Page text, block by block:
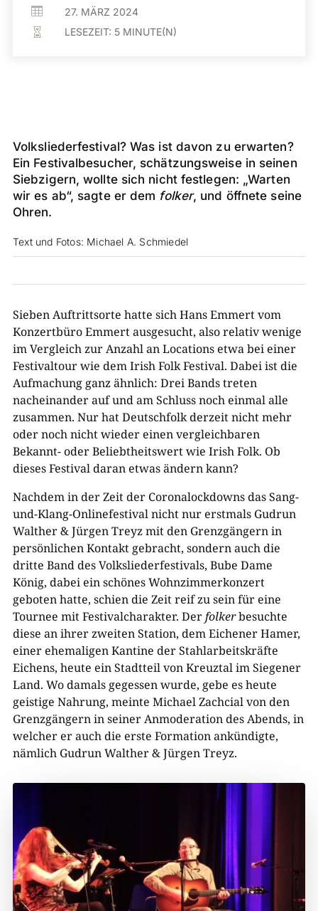
 27. MÄRZ 2024
 LESEZEIT: 5 MINUTE(N)
Volksliederfestival? Was ist davon zu erwarten?
Ein Festivalbesucher, schätzungsweise in seinen
Siebzigern, wollte sich nicht festlegen: „Warten
wir es ab“, sagte er dem folker, und öffnete seine
Ohren.
Text und Fotos: Michael A. Schmiedel
Sieben Auftrittsorte hatte sich Hans Emmert vom
Konzertbüro Emmert ausgesucht, also relativ wenige
im Vergleich zur Anzahl an Locations etwa bei einer
Festivaltour wie dem Irish Folk Festival. Dabei ist die
Aufmachung ganz ähnlich: Drei Bands treten
nacheinander auf und am Schluss noch einmal alle
zusammen. Nur hat Deutschfolk derzeit nicht mehr
oder noch nicht wieder einen vergleichbaren
Bekannt- oder Beliebtheitswert wie Irish Folk. Ob
dieses Festival daran etwas ändern kann?
Nachdem in der Zeit der Coronalockdowns das Sang-
und-Klang-Onlinefestival nicht nur erstmals Gudrun
Walther & Jürgen Treyz mit den Grenzgängern in
persönlichen Kontakt gebracht, sondern auch die
dritte Band des Volksliederfestivals, Bube Dame
König, dabei ein schönes Wohnzimmerkonzert
geboten hatte, schien die Zeit reif zu sein für eine
Tournee mit Festivalcharakter. Derfolkerbesuchte
diese an ihrer zweiten Station, dem Eichener Hamer,
einer ehemaligen Kantine der Stahlarbeitskräfte
Eichens, heute ein Stadtteil von Kreuztal im Siegener
Land. Wo damals gegessen wurde, gebe es heute
geistige Nahrung, meinte Michael Zachcial von den
Grenzgängern in seiner Anmoderation des Abends, in
welcher er auch die erste Formation ankündigte,
nämlich Gudrun Walther & Jürgen Treyz.